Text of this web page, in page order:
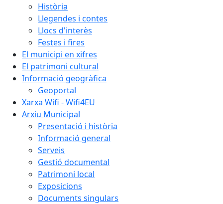
Història
Llegendes i contes
Llocs d'interès
Festes i fires
El municipi en xifres
El patrimoni cultural
Informació geogràfica
Geoportal
Xarxa Wifi - Wifi4EU
Arxiu Municipal
Presentació i història
Informació general
Serveis
Gestió documental
Patrimoni local
Exposicions
Documents singulars